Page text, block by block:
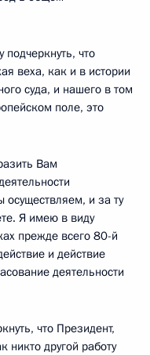
что
веха, как и в истории
суда, и нашего в том
поле, это
Вам
осуществляем, и за ту
Я имею в виду
прежде всего 80-й
и действие
деятельности
что Президент,
другой работу